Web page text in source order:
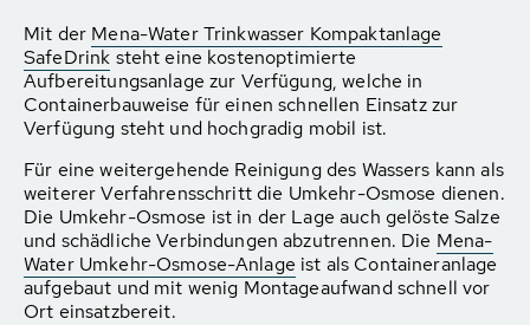
Mit der Mena-Water Trinkwasser Kompaktanlage
SafeDrink steht eine kostenoptimierte
Aufbereitungsanlage zur Verfügung, welche in
Containerbauweise für einen schnellen Einsatz zur
Verfügung steht und hochgradig mobil ist.
Für eine weitergehende Reinigung des Wassers kann als
weiterer Verfahrensschritt die Umkehr-Osmose dienen.
Die Umkehr-Osmose ist in der Lage auch gelöste Salze
und schädliche Verbindungen abzutrennen. Die Mena-
Water Umkehr-Osmose-Anlage ist als Containeranlage
aufgebaut und mit wenig Montageaufwand schnell vor
Ort einsatzbereit.